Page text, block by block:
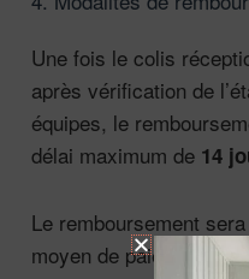
Une fois le colis
après vérification de
équipes, le
délai maximum de 14
Le remboursement
moyen de paiement